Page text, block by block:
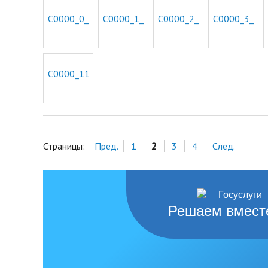
Страницы: Пред. 1 2 3 4 След.
Решаем